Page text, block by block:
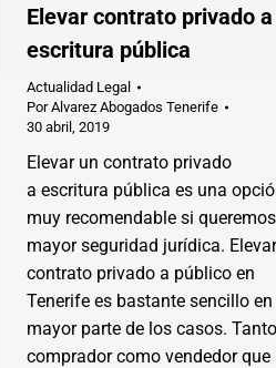
Elevar contrato privado a
escritura pública
Actualidad Legal
PorAlvarez Abogados Tenerife
30 abril, 2019
Elevar un contrato privado
a escritura pública es una
muy recomendable si queremos
mayor seguridad jurídica.
contrato privado a público en
Tenerife es bastante sencillo en
mayor parte de los casos.
comprador como vendedor que